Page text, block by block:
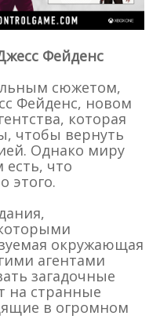
Фейденс
сюжетом,
Фейденс, новом
которая
чтобы вернуть
Однако миру
есть, что
этого.
окружающая
агентами
загадочные
на странные
в огромном